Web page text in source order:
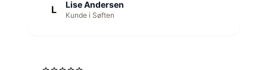
L Lise Andersen
Kunde i Søften